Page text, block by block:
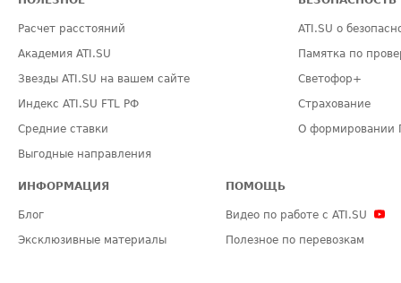
Расчет расстояний
Академия ATI.SU
Звезды ATI.SU на вашем сайте
Индекс ATI.SU FTL РФ
Средние ставки
Выгодные направления
ATI.SU о
Памятка по
Светофор+
Страхование
О формировании
ИНФОРМАЦИЯ
Блог
Эксклюзивные материалы
ПОМОЩЬ
Видео по работе с ATI.SU
Полезное по перевозкам